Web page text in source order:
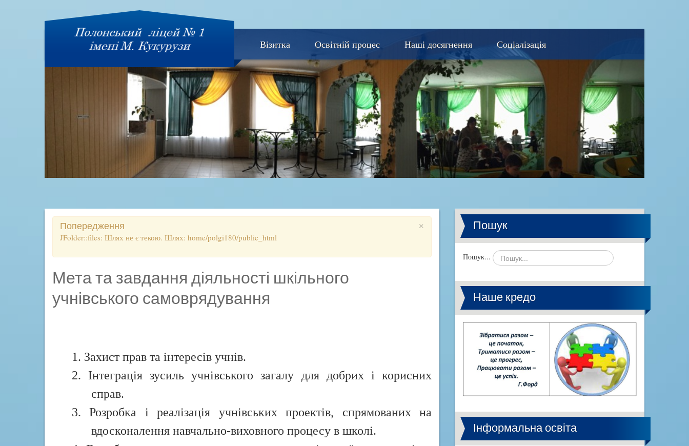
Візитка Освітній процес Наші досягнення Соціалізація
×
Попередження
JFolder::files: Шлях не є текою. Шлях: home/polgi180/public_html
Мета та завдання діяльності шкільного
учнівського самоврядування
1. Захист прав та інтересів учнів.
2. Інтеграція зусиль учнівського загалу для добрих і корисних
справ.
3. Розробка і реалізація учнівських проектів, спрямованих на
вдосконалення навчально-виховного процесу в школі.
Пошук
Пошук...
Наше кредо
Інформальна освіта